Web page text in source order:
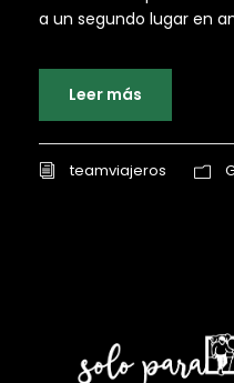
a un segundo lugar en
Leer más
teamviajeros